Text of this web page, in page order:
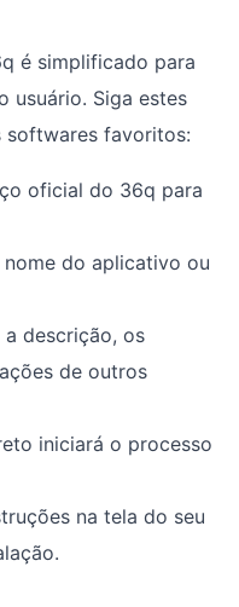
é simplificado para
usuário. Siga estes
softwares favoritos:
oficial do 36q para
do aplicativo ou
a descrição, os
de outros
iniciará o processo
na tela do seu